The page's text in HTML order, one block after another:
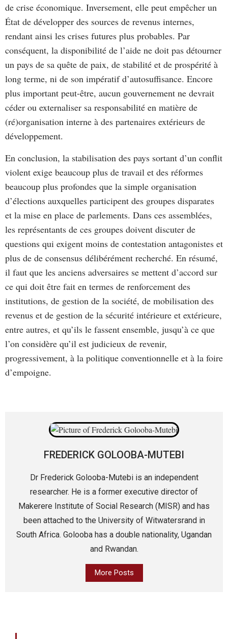
de crise économique. Inversement, elle peut empêcher un
État de développer des sources de revenus internes,
rendant ainsi les crises futures plus probables. Par
conséquent, la disponibilité de l’aide ne doit pas détourner
un pays de sa quête de paix, de stabilité et de prospérité à
long terme, ni de son impératif d’autosuffisance. Encore
plus important peut-être, aucun gouvernement ne devrait
céder ou externaliser sa responsabilité en matière de
(ré)organisation interne à des partenaires extérieurs de
développement.
En conclusion, la stabilisation des pays sortant d’un conflit
violent exige beaucoup plus de travail et des réformes
beaucoup plus profondes que la simple organisation
d’élections auxquelles participent des groupes disparates
et la mise en place de parlements. Dans ces assemblées,
les représentants de ces groupes doivent discuter de
questions qui exigent moins de contestation antagonistes et
plus de de consensus délibérément recherché. En résumé,
il faut que les anciens adversaires se mettent d’accord sur
ce qui doit être fait en termes de renforcement des
institutions, de gestion de la société, de mobilisation des
revenus et de gestion de la sécurité intérieure et extérieure,
entre autres, et qu’ils le fassent ensemble, jusqu’à ce que
l’on considère qu’il est judicieux de revenir,
progressivement, à la politique conventionnelle et à la foire
d’empoigne.
FREDERICK GOLOOBA-MUTEBI
Dr Frederick Golooba-Mutebi is an independent
researcher. He is a former executive director of
Makerere Institute of Social Research (MISR) and has
been attached to the University of Witwatersrand in
South Africa. Golooba has a double nationality, Ugandan
and Rwandan.
More Posts